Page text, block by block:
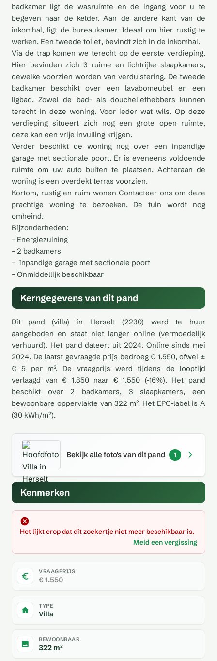
badkamer ligt de wasruimte en de ingang voor u te
begeven naar de kelder. Aan de andere kant van de
inkomhal, ligt de bureaukamer. Ideaal om hier rustig te
werken. Een tweede toilet, bevindt zich in de inkomhal.
Via de trap komen we terecht op de eerste verdieping.
Hier bevinden zich 3 ruime en lichtrijke slaapkamers,
dewelke voorzien worden van verduistering. De tweede
badkamer beschikt over een lavabomeubel en een
ligbad. Zowel de bad- als doucheliefhebbers kunnen
terecht in deze woning. Voor ieder wat wils. Op deze
verdieping situeert zich nog een grote open ruimte,
deze kan een vrije invulling krijgen.
Verder beschikt de woning nog over een inpandige
garage met sectionale poort. Er is eveneens voldoende
ruimte om uw auto buiten te plaatsen. Achteraan de
woning is een overdekt terras voorzien.
Kortom, rustig en ruim wonen Contacteer ons om deze
prachtige woning te bezoeken. De tuin wordt nog
omheind.
Bijzonderheden:
- Energiezuining
- 2 badkamers
- Inpandige garage met sectionale poort
- Onmiddellijk beschikbaar
Kerngegevens van dit pand
Dit pand (villa) in Herselt (2230) werd te huur
aangeboden en staat niet langer online (vermoedelijk
verhuurd). Het pand dateert uit 2024. Online sinds mei
2024. De laatst gevraagde prijs bedroeg € 1.550, ofwel ±
€ 5 per m². De vraagprijs werd tijdens de looptijd
verlaagd van € 1.850 naar € 1.550 (-16%). Het pand
beschikt over 2 badkamers, 3 slaapkamers, een
bewoonbare oppervlakte van 322 m². Het EPC-label is A
(30 kWh/m²).
Bekijk alle foto's van dit pand 1
Kenmerken
Het lijkt erop dat dit zoekertje niet meer beschikbaar is.
Meld een vergissing
VRAAGPRIJS
€ 1.550
TYPE
Villa
BEWOONBAAR
322 m²